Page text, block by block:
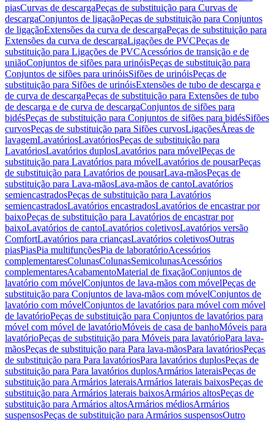
piasCurvas de descargaPeças de substituição para Curvas de
descargaConjuntos de ligaçãoPeças de substituição para Conjuntos
de ligaçãoExtensões da curva de descargaPeças de substituição para
Extensões da curva de descargaLigações de PVCPeças de
substituição para Ligações de PVCAcessórios de transição e de
uniãoConjuntos de sifões para urinóisPeças de substituição para
Conjuntos de sifões para urinóisSifões de urinóisPeças de
substituição para Sifões de urinóisExtensões de tubo de descarga e
de curva de descargaPeças de substituição para Extensões de tubo
de descarga e de curva de descargaConjuntos de sifões para
bidésPeças de substituição para Conjuntos de sifões para bidésSifões
curvosPeças de substituição para Sifões curvosLigaçõesÁreas de
lavagemLavatóriosLavatóriosPeças de substituição para
LavatóriosLavatórios duplosLavatórios para móvelPeças de
substituição para Lavatórios para móvelLavatórios de pousarPeças
de substituição para Lavatórios de pousarLava-mãosPeças de
substituição para Lava-mãosLava-mãos de cantoLavatórios
semiencastradosPeças de substituição para Lavatórios
semiencastradosLavatórios encastradosLavatórios de encastrar por
baixoPeças de substituição para Lavatórios de encastrar por
baixoLavatórios de cantoLavatórios coletivosLavatórios versão
ComfortLavatórios para criançasLavatórios coletivosOutras
piasPiasPia multifunçõesPia de laboratórioAcessórios
complementaresColunasColunasSemicolunasAcessórios
complementaresAcabamentoMaterial de fixaçãoConjuntos de
lavatório com móvelConjuntos de lava-mãos com móvelPeças de
substituição para Conjuntos de lava-mãos com móvelConjuntos de
lavatório com móvelConjuntos de lavatórios para móvel com móvel
de lavatórioPeças de substituição para Conjuntos de lavatórios para
móvel com móvel de lavatórioMóveis de casa de banhoMóveis para
lavatórioPeças de substituição para Móveis para lavatórioPara lava-
mãosPeças de substituição para Para lava-mãosPara lavatóriosPeças
de substituição para Para lavatóriosPara lavatórios duplosPeças de
substituição para Para lavatórios duplosArmários lateraisPeças de
substituição para Armários lateraisArmários laterais baixosPeças de
substituição para Armários laterais baixosArmários altosPeças de
substituição para Armários altosArmários médiosArmários
suspensosPeças de substituição para Armários suspensosOutro